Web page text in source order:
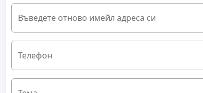
Въведете отново имейл адреса си
Телефон